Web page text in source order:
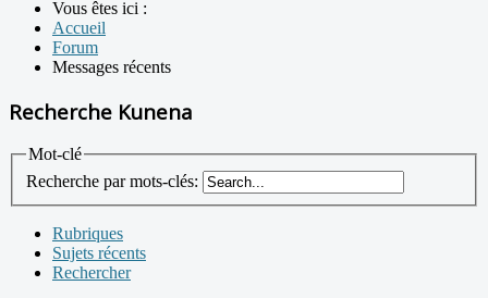
Vous êtes ici :
Accueil
Forum
Messages récents
Recherche Kunena
Mot-clé
Recherche par mots-clés:
Rubriques
Sujets récents
Rechercher